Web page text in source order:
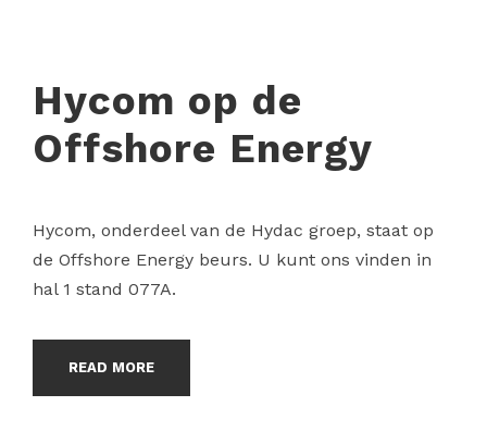
Hycom op de
Offshore Energy
Hycom, onderdeel van de Hydac groep, staat op
de Offshore Energy beurs. U kunt ons vinden in
hal 1 stand 077A.
READ MORE